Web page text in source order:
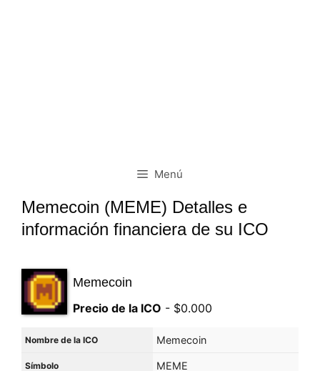
Menú
Memecoin (MEME) Detalles e
información financiera de su ICO
Memecoin
Precio de la ICO - $0.000
Nombre de la ICO Memecoin
Símbolo MEME